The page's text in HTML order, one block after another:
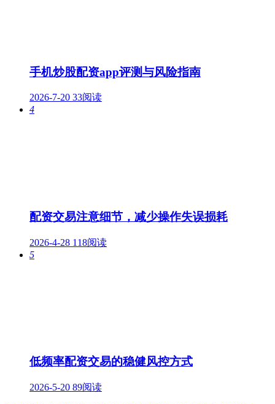
手机炒股配资app评测与风险指南
2026-7-20 33阅读
4
配资交易注意细节，减少操作失误损耗
2026-4-28 118阅读
5
低频率配资交易的稳健风控方式
2026-5-20 89阅读